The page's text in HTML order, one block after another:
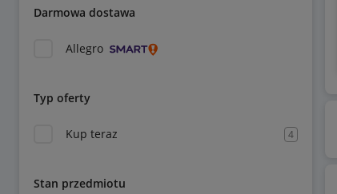
Darmowa dostawa
Allegro
Typ oferty
Kup teraz 4
Stan przedmiotu